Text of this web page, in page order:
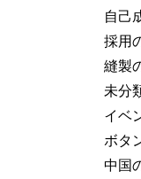
自己
採用
縫製
未分
イベ
ボタ
中国